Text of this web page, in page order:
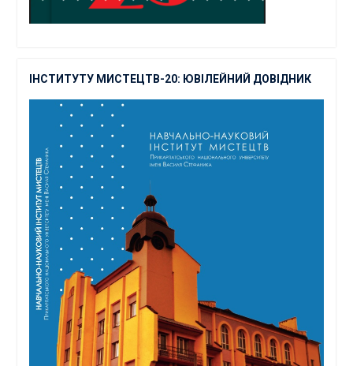
ІНСТИТУТУ МИСТЕЦТВ-20: ЮВІЛЕЙНИЙ ДОВІДНИК